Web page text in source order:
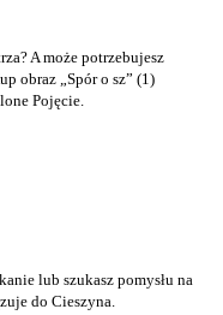
A może potrzebujesz
obraz „Spór o sz” (1)
Pojęcie.
lub szukasz pomysłu na
do Cieszyna.